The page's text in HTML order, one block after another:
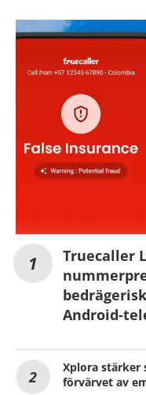
Truecaller
Android-
Xplora stärker
förvärvet av